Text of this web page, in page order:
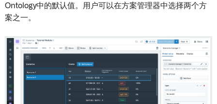
Ontology中的默认值。用户可以在方案管理器中选择两个方
案之一。